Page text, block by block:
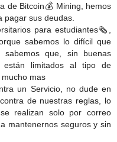
de Bitcoin💰 Mining, hemos
pagar sus deudas.
para estudiantes🗞,
sabemos lo difícil que
que, sin buenas
están limitados al tipo de
mas
un Servicio, no dude en
de nuestras reglas, lo
realizan solo por correo
mantenernos seguros y sin